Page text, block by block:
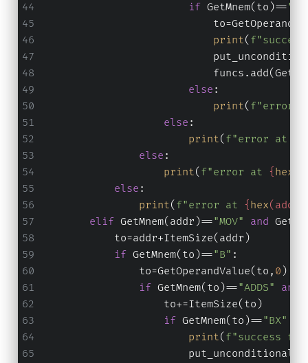
if GetMnem(to)==
print(
else :
print( f"error
else :
print( f"error at
else :
print( f"error at { hex
else :
print( f"error at { hex
elif GetMnem(addr)=="MOV" and
            to=addr+ItemSize(addr)
if GetMnem(to)=="B" :
                to=GetOperandValue(to,
0 )
if GetMnem(to)=="ADDS" and
                    to+=ItemSize(to)
if GetMnem(to)=="BX"
print( f"success